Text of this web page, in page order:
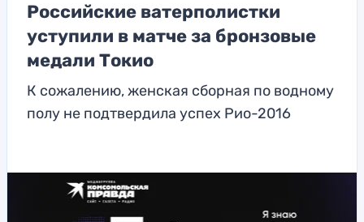
Российские ватерполистки
уступили в матче за бронзовые
медали Токио
К сожалению, женская сборная по водному
полу не подтвердила успех Рио-2016